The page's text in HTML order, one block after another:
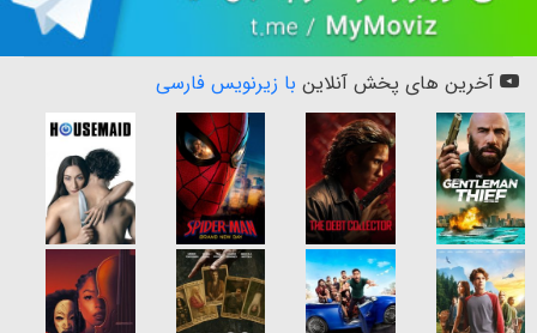
آخرین های پخش آنلاین با زیرنویس فارسی